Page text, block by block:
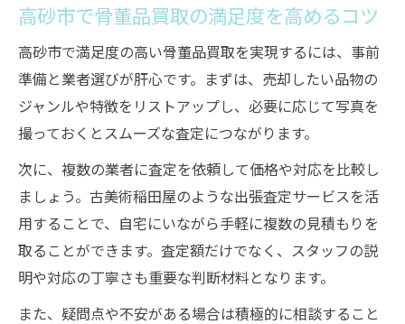
骨董品買取の流れを理解して納得の売却へ
信頼できる骨董品買取のための準備手順
高砂市で骨董品買取の満足度を高めるコツ
高砂市で満足度の高い骨董品買取を実現するには、事前
準備と業者選びが肝心です。まずは、売却したい品物の
ジャンルや特徴をリストアップし、必要に応じて写真を
撮っておくとスムーズな査定につながります。
次に、複数の業者に査定を依頼して価格や対応を比較し
ましょう。古美術稲田屋のような出張査定サービスを活
用することで、自宅にいながら手軽に複数の見積もりを
取ることができます。査定額だけでなく、スタッフの説
明や対応の丁寧さも重要な判断材料となります。
また、疑問点や不安がある場合は積極的に相談すること